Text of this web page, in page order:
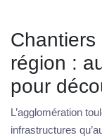
Chantiers
région :
pour
L’agglomération
infrastructures